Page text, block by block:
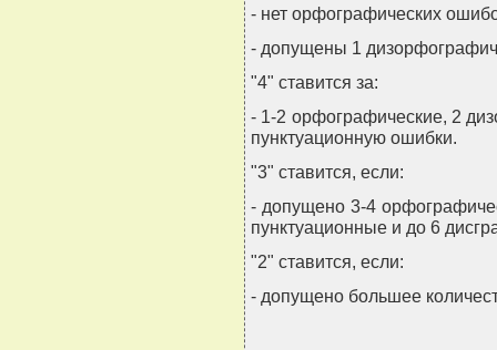
- нет орфографических
- допущены 1
"4" ставится за:
- 1-2 орфографические, 2
пунктуационную ошибки.
"3" ставится, если:
- допущено 3-4
пунктуационные и до 6
"2" ставится, если:
- допущено большее